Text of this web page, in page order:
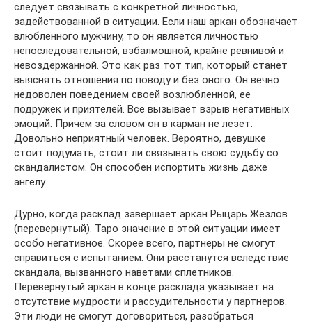
следует связывать с конкретной личностью,
задействованной в ситуации. Если наш аркан обозначает
влюбленного мужчину, то он является личностью
непоследовательной, взбалмошной, крайне ревнивой и
невоздержанной. Это как раз тот тип, который станет
выяснять отношения по поводу и без оного. Он вечно
недоволен поведением своей возлюбленной, ее
подружек и приятелей. Все вызывает взрыв негативных
эмоций. Причем за словом он в карман не лезет.
Довольно неприятный человек. Вероятно, девушке
стоит подумать, стоит ли связывать свою судьбу со
скандалистом. Он способен испортить жизнь даже
ангелу.
Дурно, когда расклад завершает аркан Рыцарь Жезлов
(перевернутый). Таро значение в этой ситуации имеет
особо негативное. Скорее всего, партнеры не смогут
справиться с испытанием. Они расстанутся вследствие
скандала, вызванного наветами сплетников.
Перевернутый аркан в конце расклада указывает на
отсутствие мудрости и рассудительности у партнеров.
Эти люди не смогут договориться, разобраться